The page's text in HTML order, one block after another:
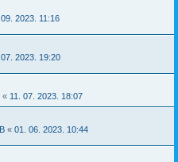
2023. 11:16
2023. 19:20
« 11. 07. 2023. 18:07
« 01. 06. 2023. 10:44